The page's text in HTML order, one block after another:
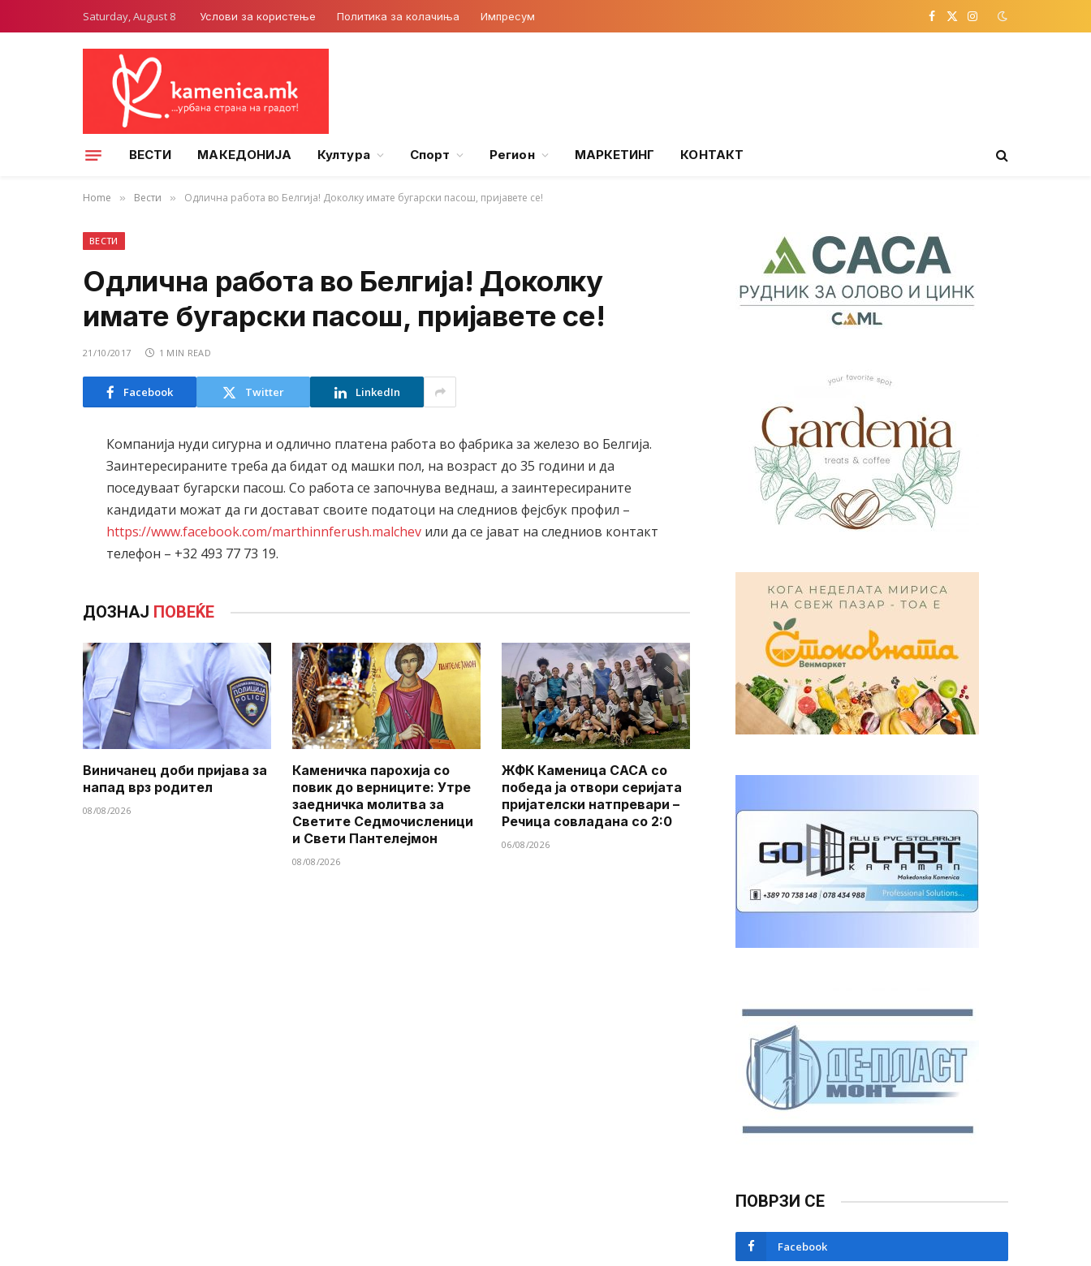
Saturday, August 8 Услови за користење Политика за колачиња Импресум Facebook
X
Instagram
ВЕСТИ МАКЕДОНИЈА Култура Спорт Регион МАРКЕТИНГ КОНТАКТ
Home » Вести » Одлична работа во Белгија! Доколку имате бугарски пасош, пријавете се!
ВЕСТИ
Одлична работа во Белгија! Доколку
имате бугарски пасош, пријавете се!
21/10/2017 1 MIN READ
Facebook Twitter LinkedIn
Компанија нуди сигурна и одлично платена работа во фабрика за железо во Белгија.
Заинтересираните треба да бидат од машки пол, на возраст до 35 години и да
поседуваат бугарски пасош. Со работа се започнува веднаш, а заинтересираните
кандидати можат да ги достават своите податоци на следниов фејсбук профил –
https://www.facebook.com/marthinnferush.malchev или да се јават на следниов контакт
телефон – +32 493 77 73 19.
ДОЗНАЈ ПОВЕЌЕ
Виничанец доби пријава за
напад врз родител
08/08/2026
Каменичка парохија со
повик до верниците: Утре
заедничка молитва за
Светите Седмочисленици
и Свети Пантелејмон
08/08/2026
ЖФК Каменица САСА со
победа ја отвори серијата
пријателски натпревари –
Речица совладана со 2:0
06/08/2026
ПОВРЗИ СЕ
Facebook